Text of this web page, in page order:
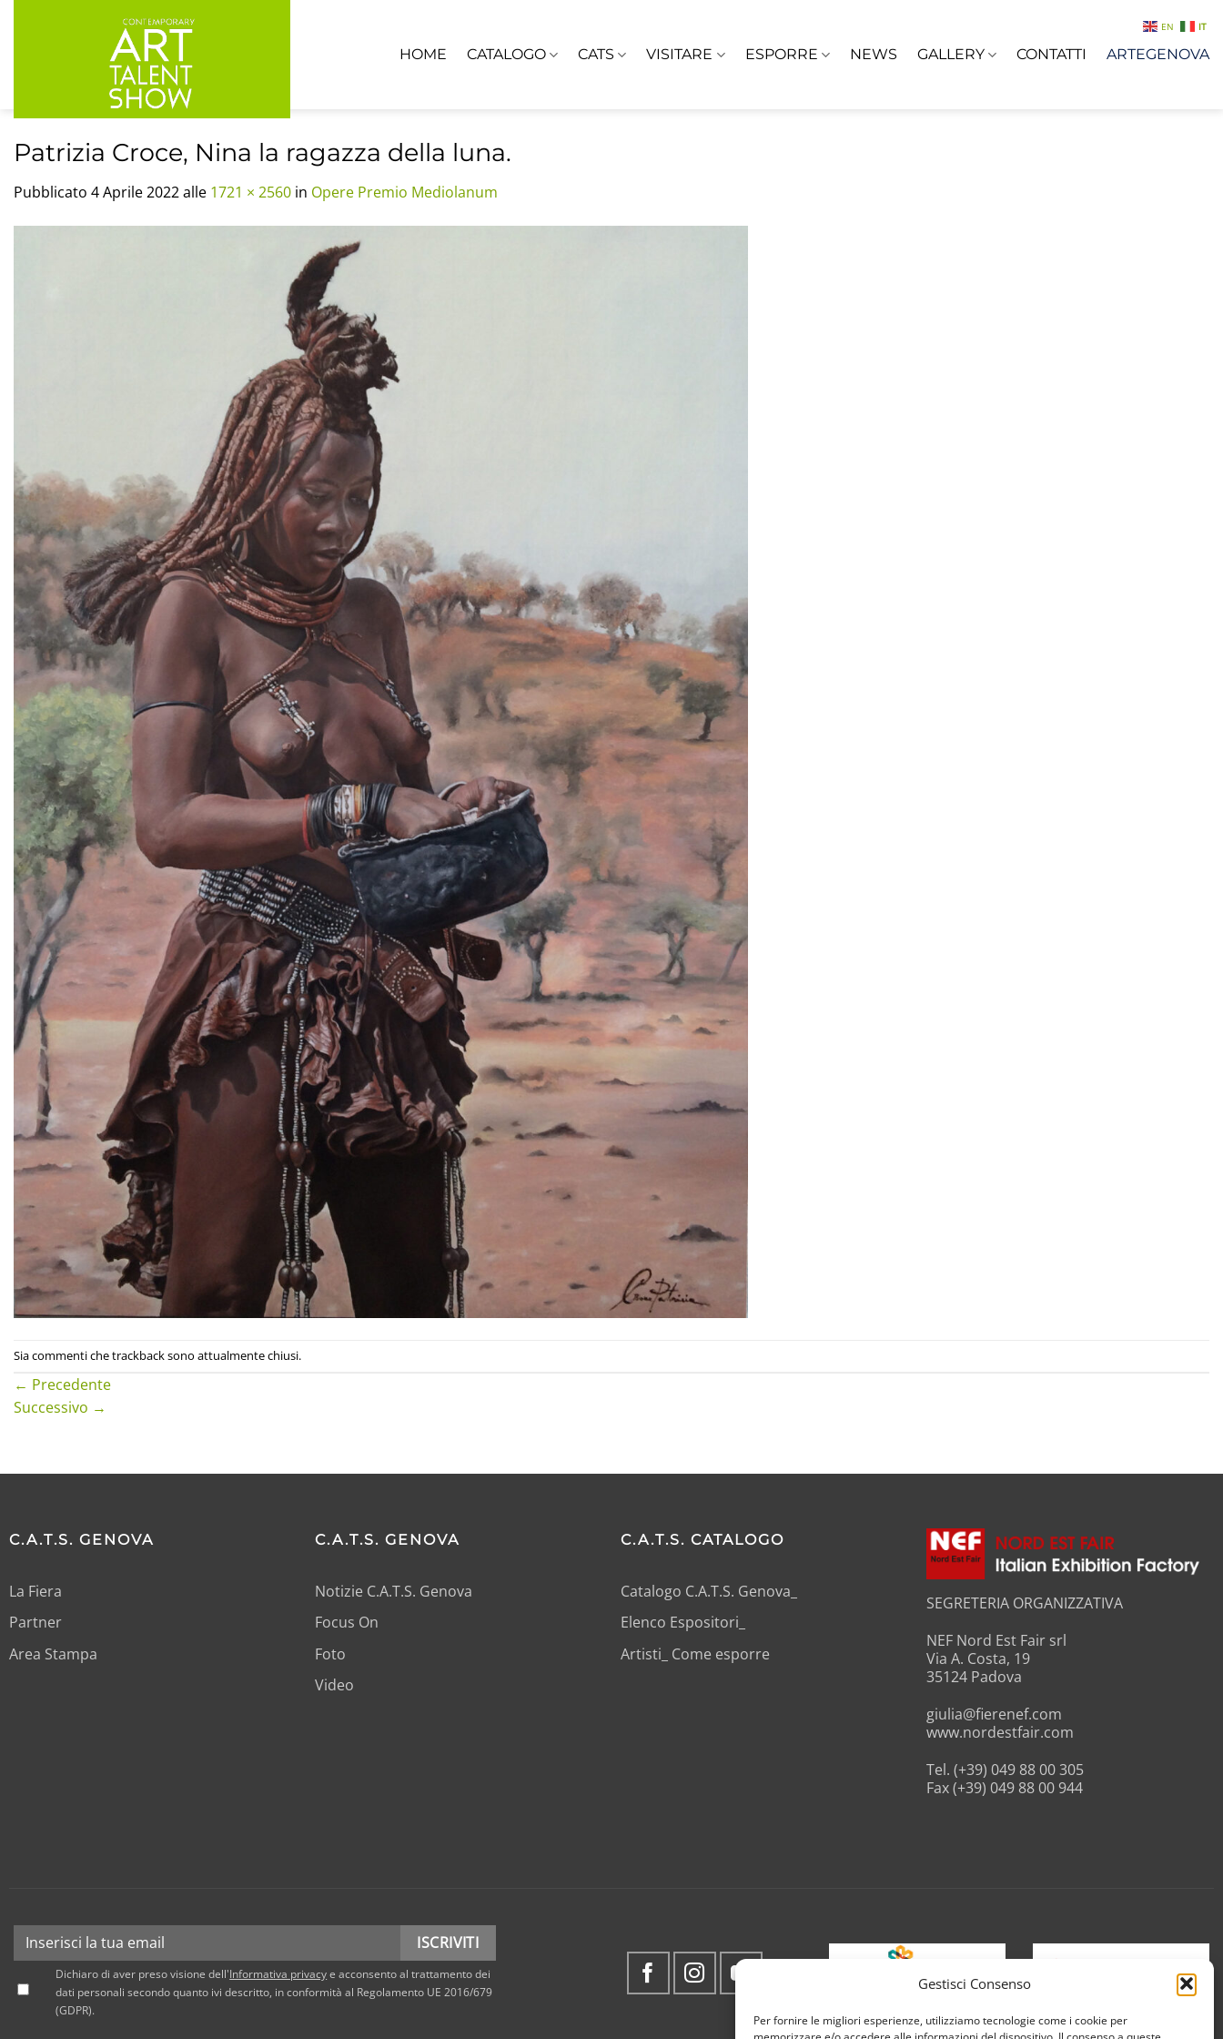
Gestisci Consenso
Per fornire le migliori esperienze, utilizziamo tecnologie come i cookie per
HOME CATALOGO CATS VISITARE ESPORRE NEWS GALLERY CONTATTI ARTEGENOVA
Patrizia Croce, Nina la ragazza della luna.
Pubblicato 4 Aprile 2022alle 1721 × 2560 in Opere Premio Mediolanum
Sia commenti che trackback sono attualmente chiusi.
← Precedente
Successivo →
C.A.T.S. GENOVA
La Fiera
Partner
Area Stampa
C.A.T.S. GENOVA
Notizie C.A.T.S. Genova
Focus On
Foto
Video
C.A.T.S. CATALOGO
Catalogo C.A.T.S. Genova_
Elenco Espositori_
Artisti_ Come esporre
SEGRETERIA ORGANIZZATIVA
NEF Nord Est Fair srl
Via A. Costa, 19
35124 Padova
giulia@fierenef.com
www.nordestfair.com
Tel. (+39) 049 88 00 305
Fax (+39) 049 88 00 944
Dichiaro di aver preso visione dell'Informativa privacye acconsento al trattamento dei
dati personali secondo quanto ivi descritto, in conformità al Regolamento UE 2016/679
(GDPR).
EN IT